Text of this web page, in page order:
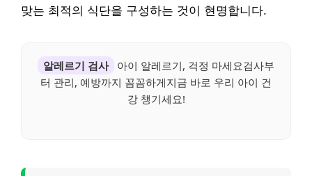
맞는 최적의 식단을 구성하는 것이 현명합니다.
알레르기 검사
아이 알레르기, 걱정 마세요검사부
터 관리, 예방까지 꼼꼼하게지금 바로 우리 아이 건
강 챙기세요!